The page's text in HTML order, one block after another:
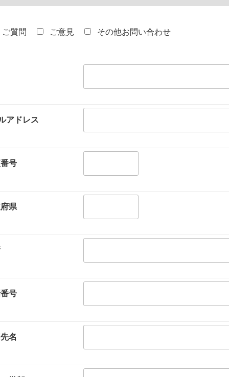
ご質問 ご意見 その他お問い合わせ
アドレス
号
県
号
名